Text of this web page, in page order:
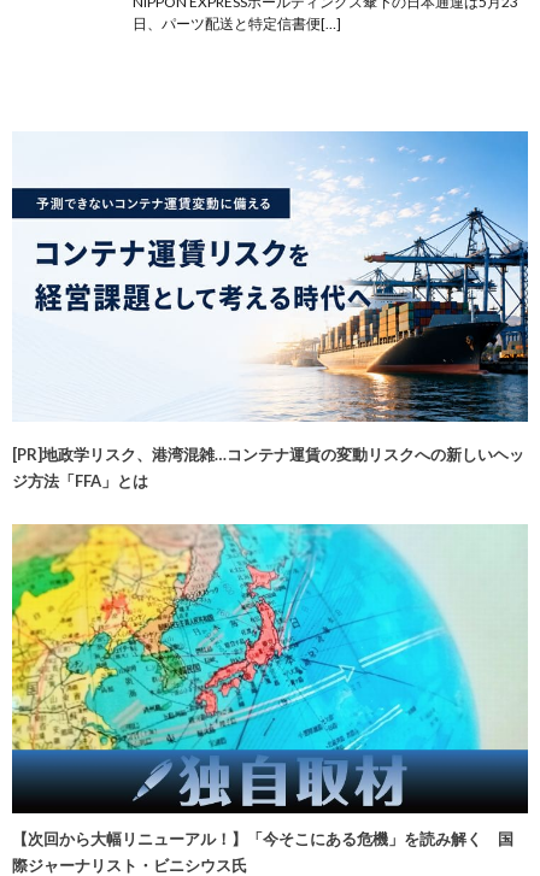
日、パーツ配送と特定信書便[…]
[PR]地政学リスク、港湾混雑…コンテナ運賃の変動リスクへの新しいヘッ
ジ方法「FFA」とは
【次回から大幅リニューアル！】「今そこにある危機」を読み解く 国
際ジャーナリスト・ビニシウス氏